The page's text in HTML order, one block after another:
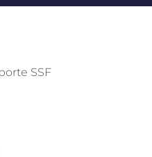
SSF